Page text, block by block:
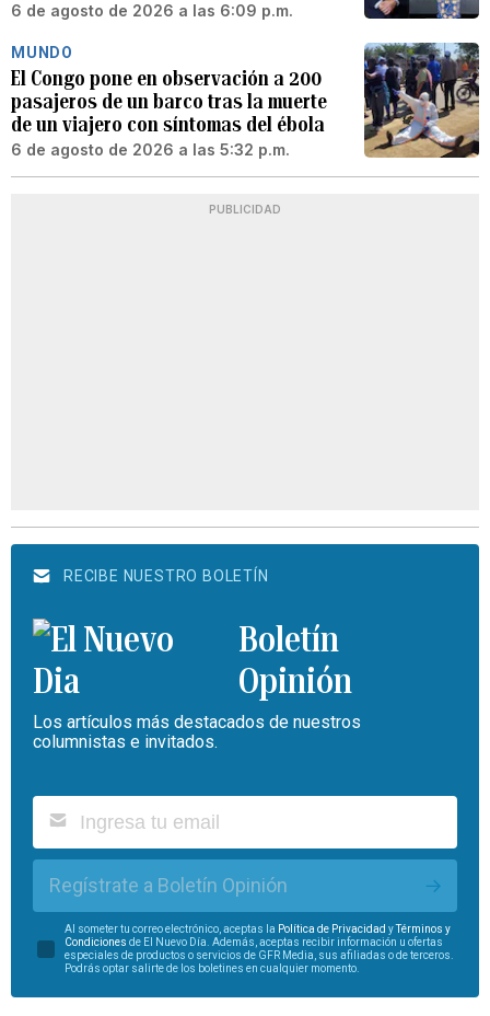
6 de agosto de 2026 a las 6:09 p.m.
MUNDO
El Congo pone en observación a 200
pasajeros de un barco tras la muerte
de un viajero con síntomas del ébola
6 de agosto de 2026 a las 5:32 p.m.
PUBLICIDAD
RECIBE NUESTRO BOLETÍN
Boletín
Opinión
Los artículos más destacados de nuestros
columnistas e invitados.
Regístrate a Boletín Opinión
Al someter tu correo electrónico, aceptas la Política de Privacidad yTérminos y
Condiciones de El Nuevo Día. Además, aceptas recibir información u ofertas
especiales de productos o servicios de GFR Media, sus afiliadas o de terceros.
Podrás optar salirte de los boletines en cualquier momento.